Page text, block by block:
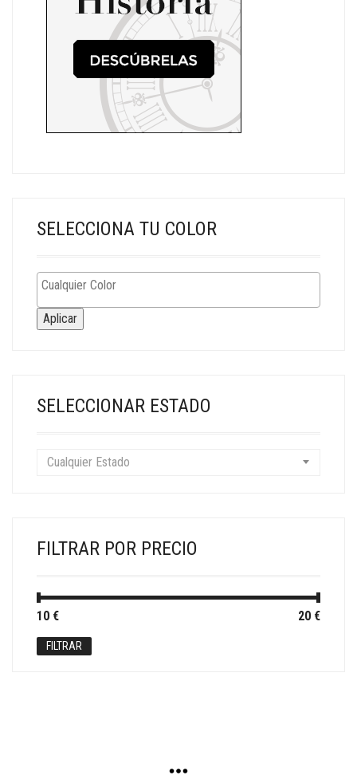
SELECCIONA TU COLOR
Aplicar
SELECCIONAR ESTADO
Cualquier Estado
FILTRAR POR PRECIO
Precio
Precio
FILTRAR
10 € 20 €